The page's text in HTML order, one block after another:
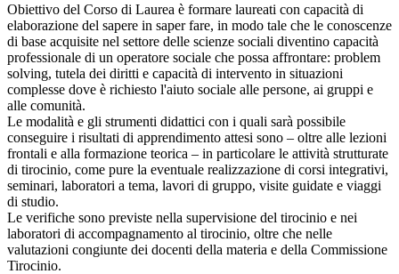
Obiettivo del Corso di Laurea è formare laureati con capacità di
elaborazione del sapere in saper fare, in modo tale che le conoscenze
di base acquisite nel settore delle scienze sociali diventino capacità
professionale di un operatore sociale che possa affrontare: problem
solving, tutela dei diritti e capacità di intervento in situazioni
complesse dove è richiesto l'aiuto sociale alle persone, ai gruppi e
alle comunità.
Le modalità e gli strumenti didattici con i quali sarà possibile
conseguire i risultati di apprendimento attesi sono – oltre alle lezioni
frontali e alla formazione teorica – in particolare le attività strutturate
di tirocinio, come pure la eventuale realizzazione di corsi integrativi,
seminari, laboratori a tema, lavori di gruppo, visite guidate e viaggi
di studio.
Le verifiche sono previste nella supervisione del tirocinio e nei
laboratori di accompagnamento al tirocinio, oltre che nelle
valutazioni congiunte dei docenti della materia e della Commissione
Tirocinio.